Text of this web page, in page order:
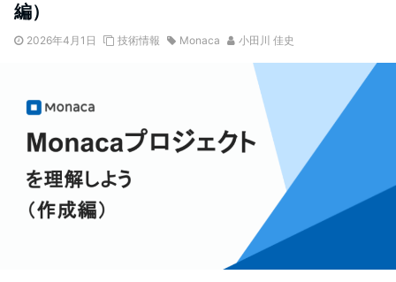
編）
2026年4月1日 技術情報 Monaca 小田川 佳史